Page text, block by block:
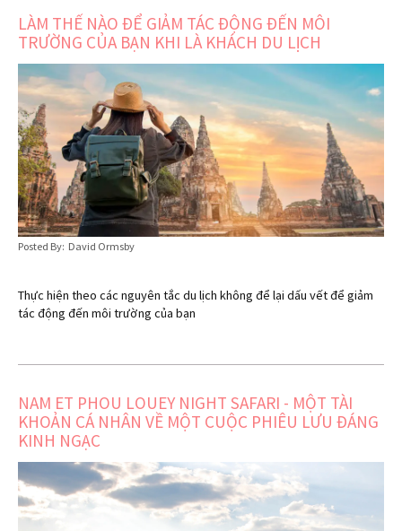
LÀM THẾ NÀO ĐỂ GIẢM TÁC ĐỘNG ĐẾN MÔI
TRƯỜNG CỦA BẠN KHI LÀ KHÁCH DU LỊCH
Posted By: David Ormsby
Thực hiện theo các nguyên tắc du lịch không để lại dấu vết để giảm
tác động đến môi trường của bạn
NAM ET PHOU LOUEY NIGHT SAFARI - MỘT TÀI
KHOẢN CÁ NHÂN VỀ MỘT CUỘC PHIÊU LƯU ĐÁNG
KINH NGẠC